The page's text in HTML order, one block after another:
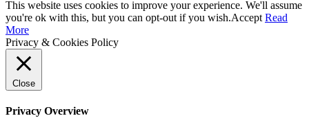
This website uses cookies to improve your experience. We'll assume
you're ok with this, but you can opt-out if you wish.Accept Read
More
Privacy & Cookies Policy
Close
Privacy Overview